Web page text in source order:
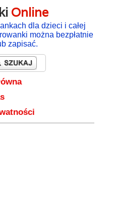
Online
dla dzieci i całej
można bezpłatnie
zapisać.